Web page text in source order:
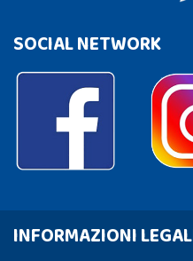
SOCIAL NETWORK
INFORMAZIONI